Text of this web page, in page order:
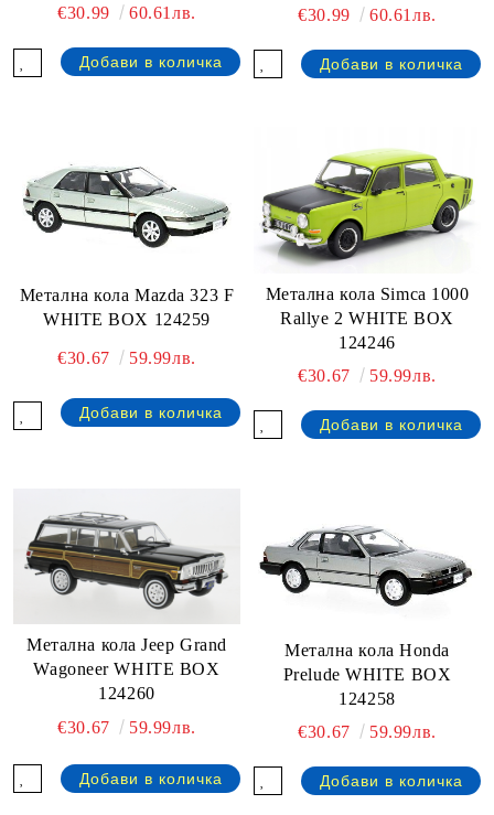
€30.99
60.61лв.
€30.99
60.61лв.
Метална кола Mazda 323 F
WHITE BOX 124259
€30.67 59.99лв.
Метална кола Simca 1000
Rallye 2 WHITE BOX
124246
€30.67
59.99лв.
Метална кола Jeep Grand
Wagoneer WHITE BOX
124260
€30.67
59.99лв.
Метална кола Honda
Prelude WHITE BOX
124258
€30.67
59.99лв.